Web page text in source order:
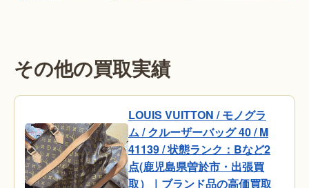
その他の買取実績
LOUIS VUITTON / モノグラ
ム / クルーザーバッグ 40 / M
41139 / 状態ランク：Bなど2
点(鹿児島県曽於市・出張買
取）｜ブランド品の高価買取